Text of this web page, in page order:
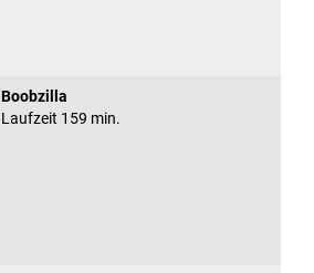
Boobzilla
Laufzeit 159 min.